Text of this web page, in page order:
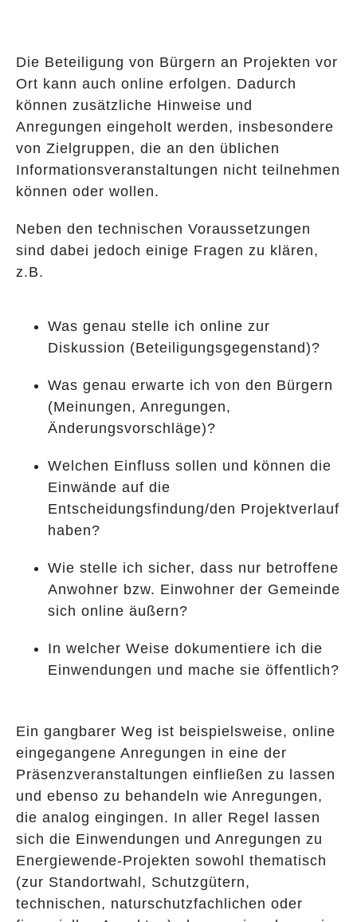
Die Beteiligung von Bürgern an Projekten vor
Ort kann auch online erfolgen. Dadurch
können zusätzliche Hinweise und
Anregungen eingeholt werden, insbesondere
von Zielgruppen, die an den üblichen
Informationsveranstaltungen nicht teilnehmen
können oder wollen.
Neben den technischen Voraussetzungen
sind dabei jedoch einige Fragen zu klären,
z.B.
Was genau stelle ich online zur
Diskussion (Beteiligungsgegenstand)?
Was genau erwarte ich von den Bürgern
(Meinungen, Anregungen,
Änderungsvorschläge)?
Welchen Einfluss sollen und können die
Einwände auf die
Entscheidungsfindung/den Projektverlauf
haben?
Wie stelle ich sicher, dass nur betroffene
Anwohner bzw. Einwohner der Gemeinde
sich online äußern?
In welcher Weise dokumentiere ich die
Einwendungen und mache sie öffentlich?
Ein gangbarer Weg ist beispielsweise, online
eingegangene Anregungen in eine der
Präsenzveranstaltungen einfließen zu lassen
und ebenso zu behandeln wie Anregungen,
die analog eingingen. In aller Regel lassen
sich die Einwendungen und Anregungen zu
Energiewende-Projekten sowohl thematisch
(zur Standortwahl, Schutzgütern,
technischen, naturschutzfachlichen oder